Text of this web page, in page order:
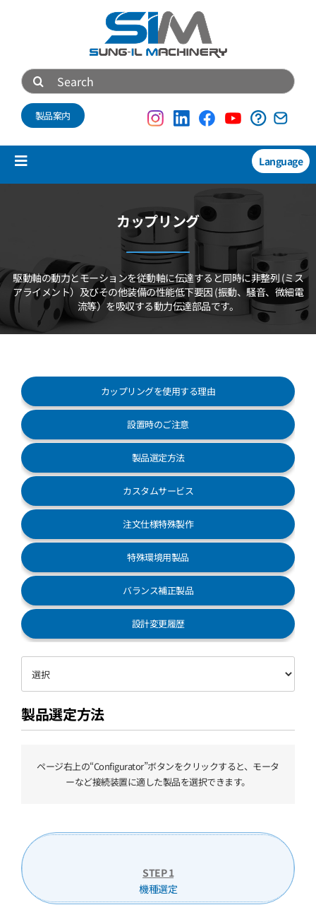
Search
for:
製品案内
Toggle
技術資料
会社概要
お客様センター
Language
カップリング
駆動軸の動力とモーションを従動軸に伝達すると同時に非整列 (ミス
アライメント）及びその他装備の性能低下要因 (振動、騒音、微細電
流等）を吸収する動力伝達部品です。
カップリングを使用する理由
設置時のご注意
製品選定方法
カスタムサービス
注文仕様特殊製作
特殊環境用製品
バランス補正製品
設計変更履歴
製品選定方法
ページ右上の“Configurator”ボタンをクリックすると、モータ
ーなど接続装置に適した製品を選択できます。
STEP 1
機種選定